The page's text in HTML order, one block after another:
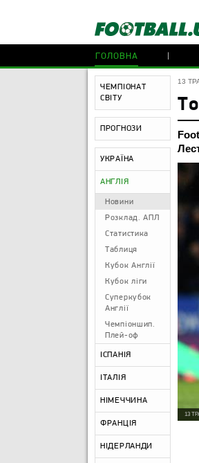
ГОЛОВНА
ЧЕМПІОНАТ
СВІТУ
ПРОГНОЗИ
УКРАЇНА
АНГЛІЯ
Новини
Розклад. АПЛ
Статистика
Таблиця
Кубок Англії
Кубок ліги
Суперкубок
Англії
Чемпіоншип.
Плей-оф
ІСПАНІЯ
ІТАЛІЯ
НІМЕЧЧИНА
ФРАНЦІЯ
НІДЕРЛАНДИ
13
13